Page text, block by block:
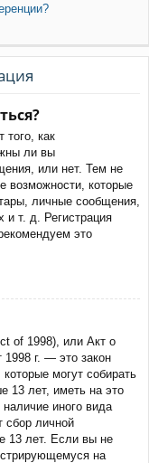
того, как
ли вы
или нет. Тем не
возможности, которые
личные сообщения,
и т. д. Регистрация
это
of 1998), или Акт о
1998 г. — это закон
могут собирать
13 лет, иметь на это
иного вида
сбор личной
13 лет. Если вы не
на